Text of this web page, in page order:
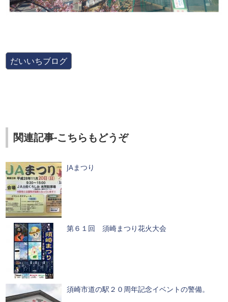
だいいちブログ
関連記事-こちらもどうぞ
JAまつり
第６１回 須崎まつり花火大会
須崎市道の駅２０周年記念イベントの警備。